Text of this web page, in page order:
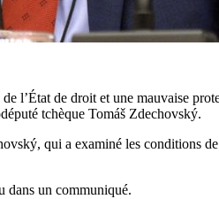
l’État de droit et une mauvaise
tchèque Tomáš Zdechovský.
qui a examiné les conditions
dans un communiqué.